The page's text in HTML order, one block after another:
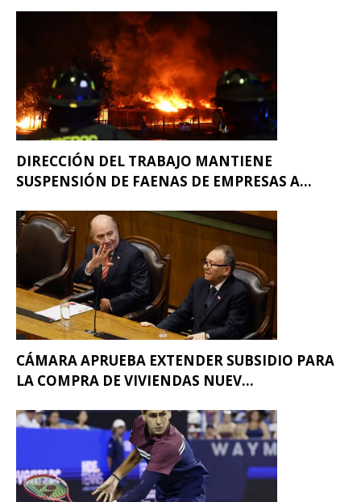
DIRECCIÓN DEL TRABAJO MANTIENE
SUSPENSIÓN DE FAENAS DE EMPRESAS A...
CÁMARA APRUEBA EXTENDER SUBSIDIO PARA
LA COMPRA DE VIVIENDAS NUEV...